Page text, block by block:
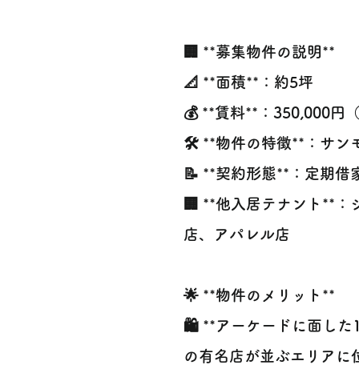
🏢 **募集物件の説明**
📐 **面積**：約5坪
💰 **賃料**：350,000円
🛠️ **物件の特徴**：サン
📝 **契約形態**：定期借
🏢 **他入居テナント**：
店、アパレル店
🌟 **物件のメリット**
🛍️ **アーケードに面した
の有名店が並ぶエリアに